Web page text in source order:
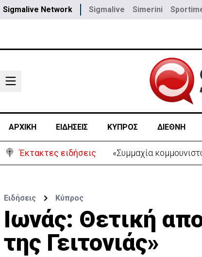
Sigmalive Network Sigmalive Simerini
ΑΡΧΙΚΗ ΕΙΔΗΣΕΙΣ ΚΥΠΡΟΣ ΔΙΕΘΝΗ
Έκτακτες ειδήσεις «Συμμαχία
Ειδήσεις Κύπρος
Ιωνάς: Θετική
της Γειτονιάς»